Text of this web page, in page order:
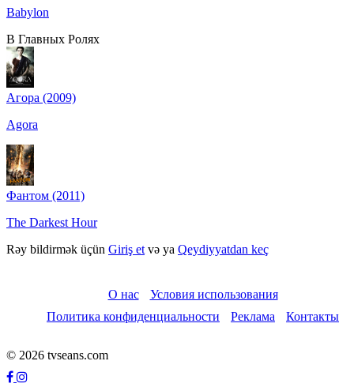
Babylon
В Главных Ролях
Агора (2009)
Agora
Фантом (2011)
The Darkest Hour
Rəy bildirmək üçün Giriş et və ya Qeydiyyatdan keç
О нас
Условия использования
Политика конфиденциальности
Реклама Контакты
© 2026 tvseans.com